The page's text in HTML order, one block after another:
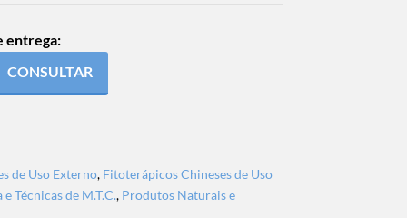
entrega:
CONSULTAR
de Uso Externo, Fitoterápicos Chineses de Uso
Técnicas de M.T.C., Produtos Naturais e